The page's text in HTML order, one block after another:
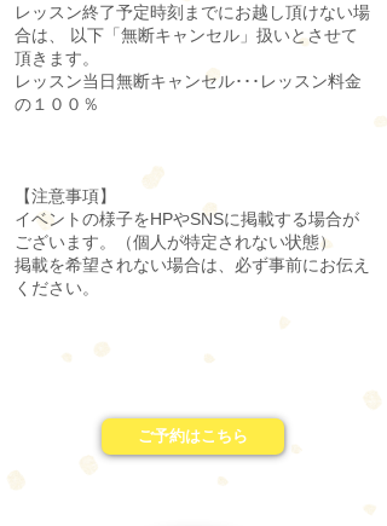
レッスン終了予定時刻までにお越し頂けない場
合は、 以下「無断キャンセル」扱いとさせて
頂きます。
レッスン当日無断キャンセル･･･レッスン料金
の１００％
【注意事項】
イベントの様子をHPやSNSに掲載する場合が
ございます。（個人が特定されない状態）
掲載を希望されない場合は、必ず事前にお伝え
ください。
ご予約はこちら